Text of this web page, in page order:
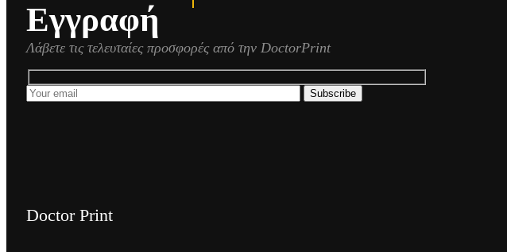
Εγγραφή
Λάβετε τις τελευταίες προσφορές από την DoctorPrint
Subscribe
Doctor Print